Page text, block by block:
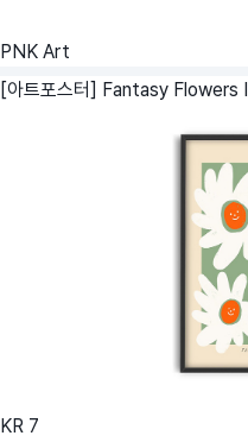
PNK Art
[아트포스터] Fantasy Flowers III
KR 7